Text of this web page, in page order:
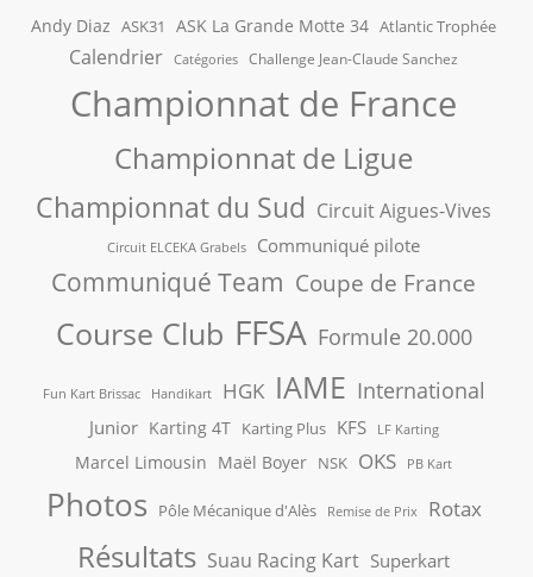
Andy Diaz ASK31 ASK La Grande Motte 34 Atlantic Trophée
Calendrier Catégories Challenge Jean-Claude Sanchez
Championnat de France
Championnat de Ligue
Championnat du Sud Circuit Aigues-Vives
Circuit ELCEKA Grabels Communiqué pilote
Communiqué Team Coupe de France
Course Club FFSA Formule 20.000
Fun Kart Brissac Handikart HGK IAME International
Junior Karting 4T Karting Plus KFS LF Karting
Marcel Limousin Maël Boyer NSK OKS PB Kart
Photos Pôle Mécanique d'Alès Remise de Prix Rotax
Résultats Suau Racing Kart Superkart